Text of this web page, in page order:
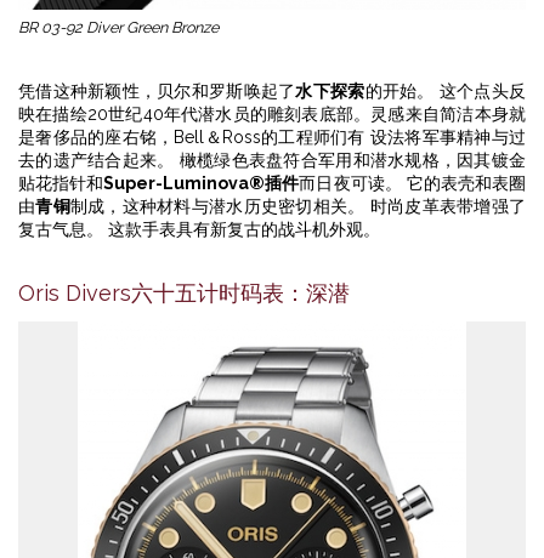
BR 03-92 Diver Green Bronze
凭借这种新颖性，贝尔和罗斯唤起了水下探索的开始。 这个点头反
映在描绘20世纪40年代潜水员的雕刻表底部。灵感来自简洁本身就
是奢侈品的座右铭，Bell＆Ross的工程师们有 设法将军事精神与过
去的遗产结合起来。 橄榄绿色表盘符合军用和潜水规格，因其镀金
贴花指针和Super-Luminova®插件而日夜可读。 它的表壳和表圈
由青铜制成，这种材料与潜水历史密切相关。 时尚皮革表带增强了
复古气息。 这款手表具有新复古的战斗机外观。
Oris Divers六十五计时码表：深潜